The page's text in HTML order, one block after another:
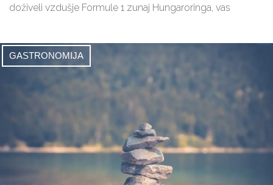
doživeli vzdušje Formule 1 zunaj Hungaroringa, vas
GASTRONOMIJA